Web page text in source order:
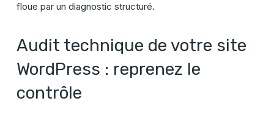
floue par un diagnostic structuré.
Audit technique de votre site
WordPress : reprenez le
contrôle